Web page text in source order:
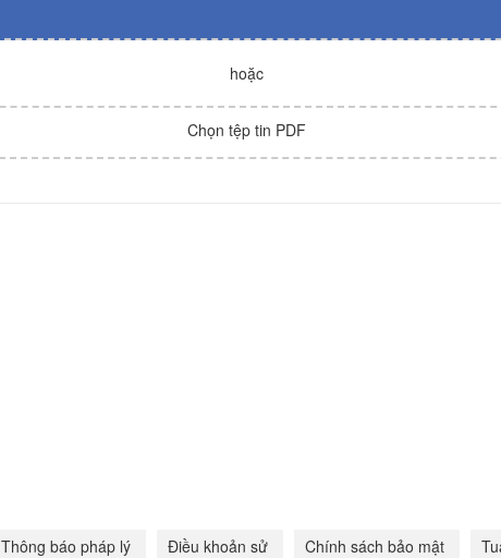
hoặc
Chọn tệp tin PDF
Thông báo pháp lý Điều khoản sử Chính sách bảo mật